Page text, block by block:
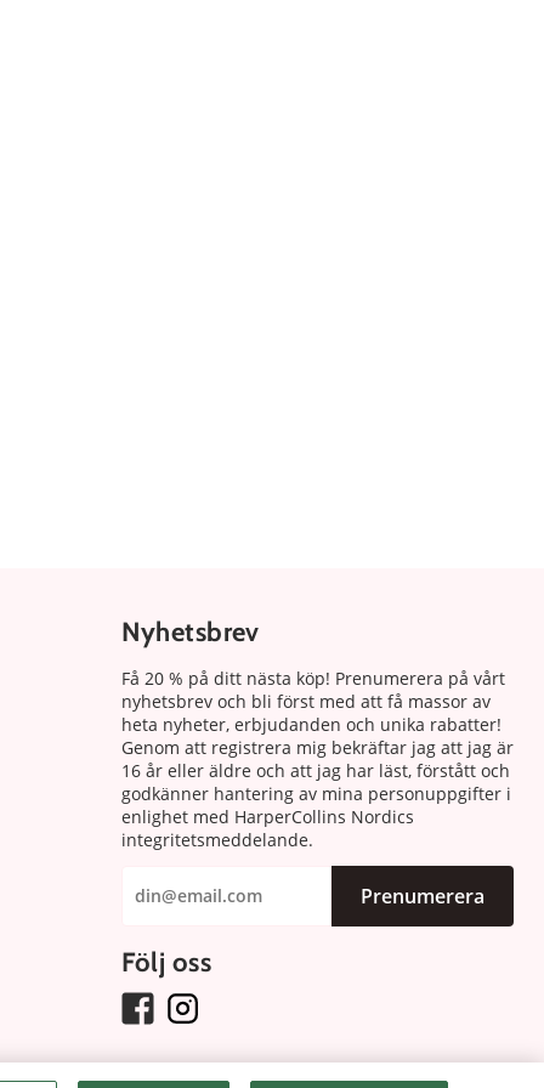
Nyhetsbrev
Få 20 % på ditt nästa köp! Prenumerera på vårt
nyhetsbrev och bli först med att få massor av
heta nyheter, erbjudanden och unika rabatter!
Genom att registrera mig bekräftar jag att jag är
16 år eller äldre och att jag har läst, förstått och
godkänner hantering av mina personuppgifter i
enlighet med HarperCollins Nordics
integritetsmeddelande.
Prenumerera
Följ oss